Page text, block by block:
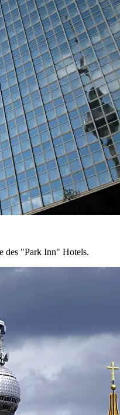
des "Park Inn" Hotels.